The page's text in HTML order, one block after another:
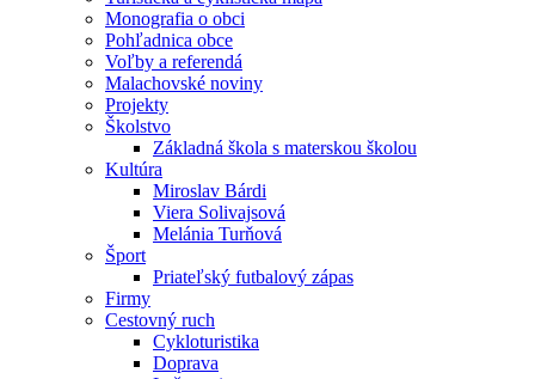
Monografia o obci
Pohľadnica obce
Voľby a referendá
Malachovské noviny
Projekty
Školstvo
Základná škola s materskou školou
Kultúra
Miroslav Bárdi
Viera Solivajsová
Melánia Turňová
Šport
Priateľský futbalový zápas
Firmy
Cestovný ruch
Cykloturistika
Doprava